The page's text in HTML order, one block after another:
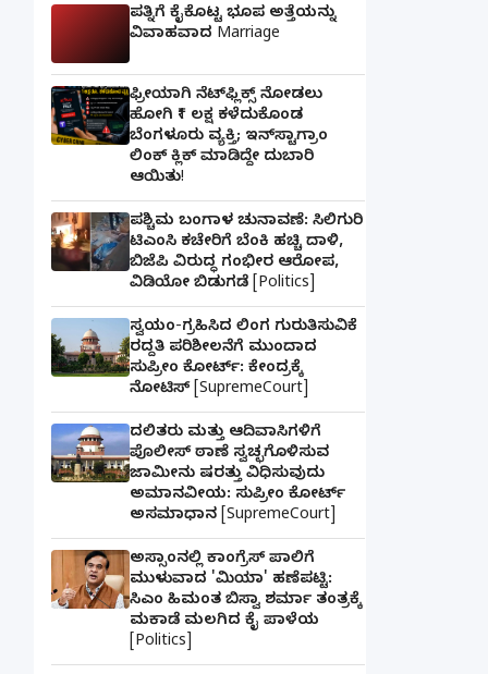
ಪತ್ನಿಗೆ ಕೈಕೊಟ್ಟ ಭೂಪ ಅತ್ತೆಯನ್ನು
ವಿವಾಹವಾದ Marriage
ಫ್ರೀಯಾಗಿ ನೆಟ್‌ಫ್ಲಿಕ್ಸ್ ನೋಡಲು
ಹೋಗಿ ₹1 ಲಕ್ಷ ಕಳೆದುಕೊಂಡ
ಬೆಂಗಳೂರು ವ್ಯಕ್ತಿ; ಇನ್‌ಸ್ಟಾಗ್ರಾಂ
ಲಿಂಕ್ ಕ್ಲಿಕ್ ಮಾಡಿದ್ದೇ ದುಬಾರಿ
ಆಯಿತು!
ಪಶ್ಚಿಮ ಬಂಗಾಳ ಚುನಾವಣೆ: ಸಿಲಿಗುರಿ
ಟಿಎಂಸಿ ಕಚೇರಿಗೆ ಬೆಂಕಿ ಹಚ್ಚಿ ದಾಳಿ,
ಬಿಜೆಪಿ ವಿರುದ್ಧ ಗಂಭೀರ ಆರೋಪ,
ವಿಡಿಯೋ ಬಿಡುಗಡೆ [Politics]
ಸ್ವಯಂ-ಗ್ರಹಿಸಿದ ಲಿಂಗ ಗುರುತಿಸುವಿಕೆ
ರದ್ದತಿ ಪರಿಶೀಲನೆಗೆ ಮುಂದಾದ
ಸುಪ್ರೀಂ ಕೋರ್ಟ್: ಕೇಂದ್ರಕ್ಕೆ
ನೋಟಿಸ್ [SupremeCourt]
ದಲಿತರು ಮತ್ತು ಆದಿವಾಸಿಗಳಿಗೆ
ಪೊಲೀಸ್ ಠಾಣೆ ಸ್ವಚ್ಛಗೊಳಿಸುವ
ಜಾಮೀನು ಷರತ್ತು ವಿಧಿಸುವುದು
ಅಮಾನವೀಯ: ಸುಪ್ರೀಂ ಕೋರ್ಟ್
ಅಸಮಾಧಾನ [SupremeCourt]
ಅಸ್ಸಾಂನಲ್ಲಿ ಕಾಂಗ್ರೆಸ್ ಪಾಲಿಗೆ
ಮುಳುವಾದ 'ಮಿಯಾ' ಹಣೆಪಟ್ಟಿ:
ಸಿಎಂ ಹಿಮಂತ ಬಿಸ್ವಾ ಶರ್ಮಾ ತಂತ್ರಕ್ಕೆ
ಮಕಾಡೆ ಮಲಗಿದ ಕೈ ಪಾಳೆಯ
[Politics]